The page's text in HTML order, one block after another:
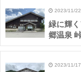
2023/11/22
緑に輝
郷温泉
2023/11/17